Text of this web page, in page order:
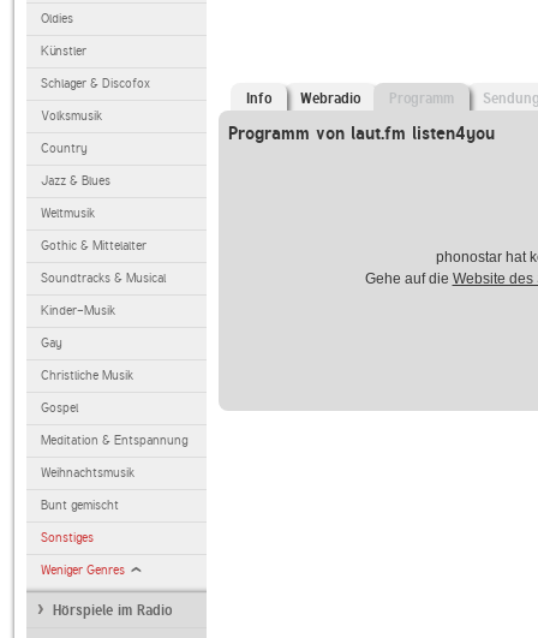
Oldies
Künstler
Schlager & Discofox
Volksmusik
Country
Jazz & Blues
Weltmusik
Gothic & Mittelalter
Soundtracks & Musical
Kinder-Musik
Gay
Christliche Musik
Gospel
Meditation & Entspannung
Weihnachtsmusik
Bunt gemischt
Sonstiges
Weniger Genres
Hörspiele im Radio
Info Webradio Programm
Programm von laut.fm listen4you
phonostar hat
Gehe auf die Website des